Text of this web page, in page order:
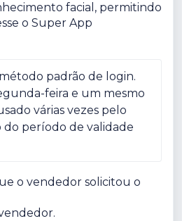
facial, permitindo
o Super App
padrão de login.
feira e um mesmo
várias vezes pelo
período de validade
o vendedor solicitou o